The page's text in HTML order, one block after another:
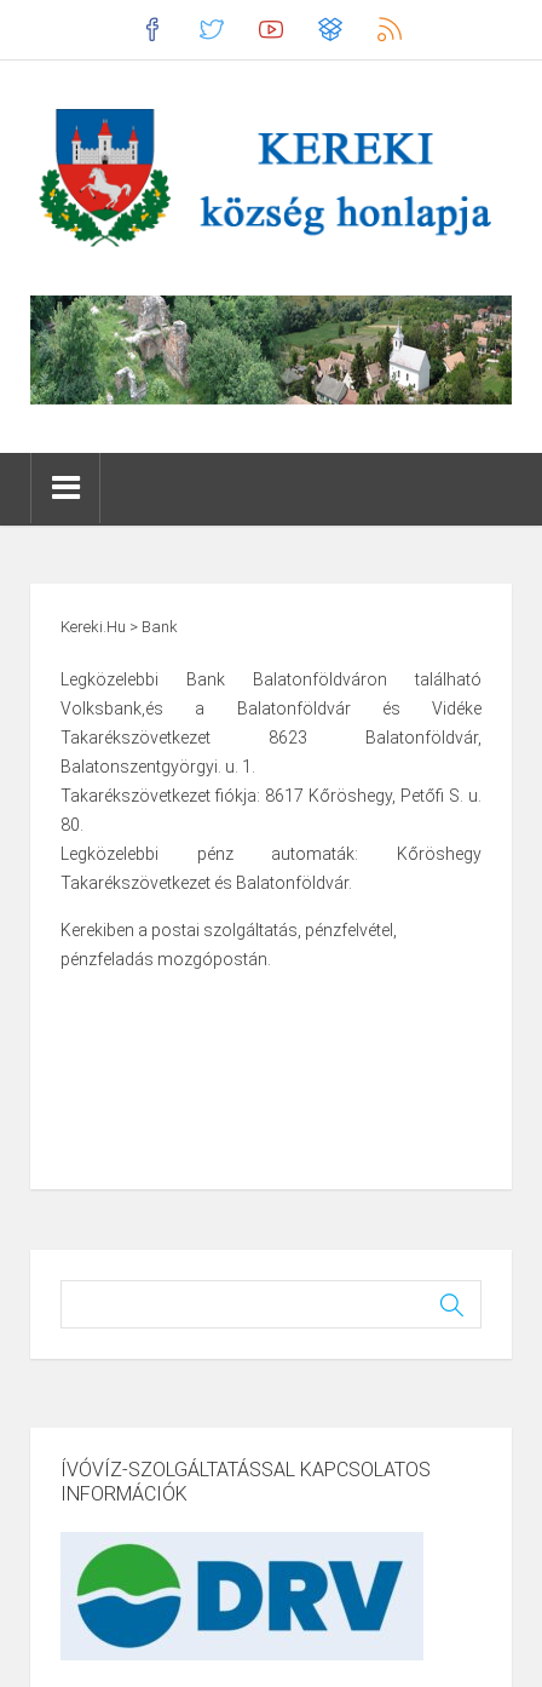
Kereki.hu > Bank
Legközelebbi Bank Balatonföldváron található
Volksbank,és a Balatonföldvár és Vidéke
Takarékszövetkezet 8623 Balatonföldvár,
Balatonszentgyörgyi. u. 1.
Takarékszövetkezet fiókja: 8617 Kőröshegy, Petőfi S. u.
80.
Legközelebbi pénz automaták: Kőröshegy
Takarékszövetkezet és Balatonföldvár.
Kerekiben a postai szolgáltatás, pénzfelvétel,
pénzfeladás mozgópostán.
ÍVÓVÍZ-SZOLGÁLTATÁSSAL KAPCSOLATOS
INFORMÁCIÓK